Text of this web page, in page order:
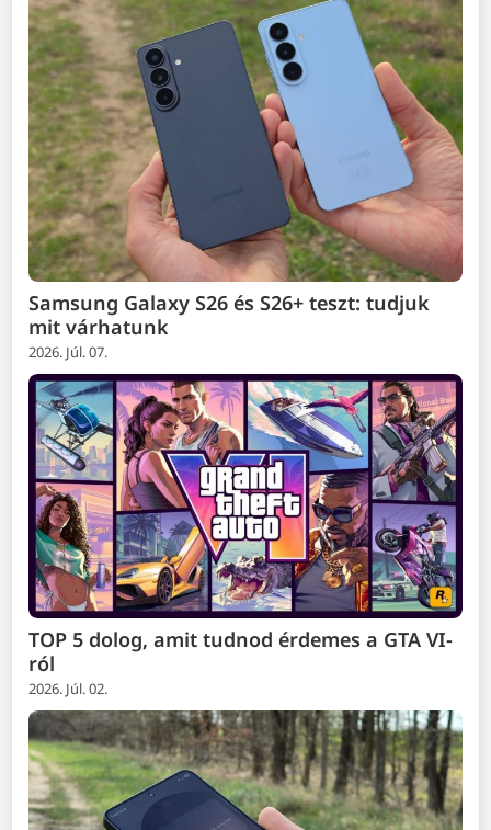
Samsung Galaxy S26 és S26+ teszt: tudjuk
mit várhatunk
2026. Júl. 07.
TOP 5 dolog, amit tudnod érdemes a GTA VI-
ról
2026. Júl. 02.